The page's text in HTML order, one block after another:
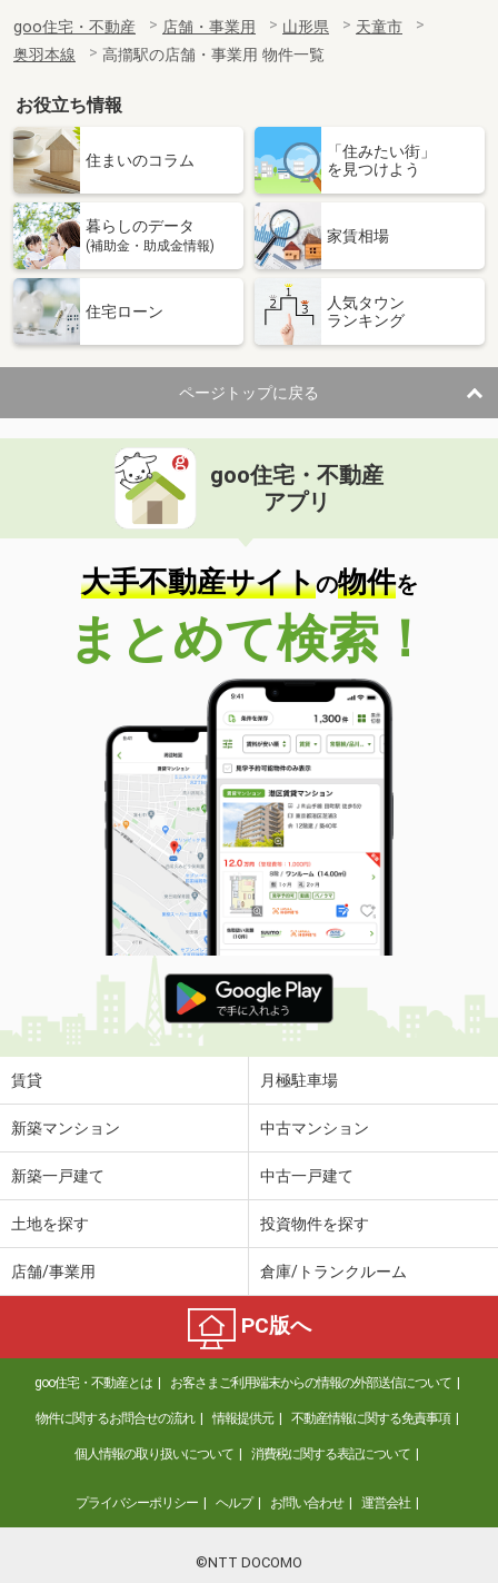
goo住宅・不動産 店舗・事業用 山形県
天童市
奥羽本線
高擶駅の店舗・事業用 物件一覧
お役立ち情報
住まいのコラム
「住みたい街」
を見つけよう
暮らしのデータ
(補助金・助成金情報)
家賃相場
住宅ローン
人気タウン
ランキング
ページトップに戻る
goo住宅・不動産
アプリ
大手不動産サイトの物件を
まとめて検索！
賃貸 月極駐車場
新築マンション 中古マンション
新築一戸建て 中古一戸建て
土地を探す 投資物件を探す
店舗/事業用 倉庫/トランクルーム
PC版へ
goo住宅・不動産とは お客さまご利用端末からの情報の外部送信について
物件に関するお問合せの流れ 情報提供元 不動産情報に関する免責事項
個人情報の取り扱いについて 消費税に関する表記について
プライバシーポリシー ヘルプ お問い合わせ 運営会社
©NTT DOCOMO